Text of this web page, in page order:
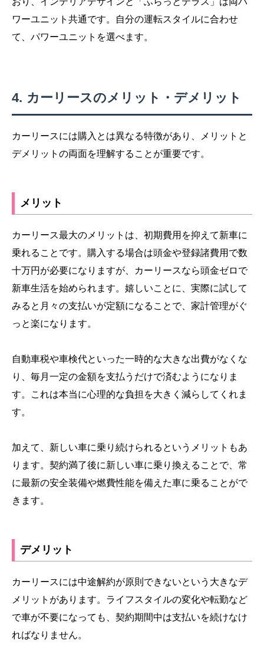
ワーユニット共通です。自分の運転スタイルに合わせ
て、パワーユニットを選べます。
カーリースのメリット・デメリット
カーリースには購入とは異なる特徴があり、メリットと
デメリットの両面を理解することが重要です。
メリット
カーリース最大のメリットは、初期費用を抑えて新車に
乗れることです。購入する場合は頭金や登録諸費用で数
十万円が必要になりますが、カーリースなら頭金ゼロで
新車生活を始められます。嬉しいことに、実際に試して
みると月々の支払いが定額になることで、家計管理がぐ
っと楽になります。
自動車税や車検代といった一時的な大きな出費がなくな
り、毎月一定の金額を支払うだけで済むようになりま
す。これは本当に心理的な負担を大きく減らしてくれま
す。
加えて、新しい車に乗り続けられるというメリットもあ
ります。契約満了後に新しい車に乗り換えることで、常
に最新の安全装備や燃費性能を備えた車に乗ることがで
きます。
デメリット
カーリースには中途解約が原則できないという大きなデ
メリットがあります。ライフスタイルの変化や転勤など
で車が不要になっても、契約期間中は支払いを続けなけ
ればなりません。